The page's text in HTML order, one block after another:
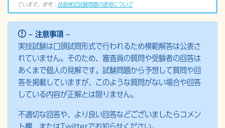
ています。参考： 技能検定試験問題の使用について
– 注意事項 –
実技試験は口頭試問形式で行われるため模範解答は公表さ
れていません。そのため、審査員の質問や受験者の回答は
あくまで個人の見解です。試験問題から予想して質問や回
答を掲載していますが、このような質問がない場合や回答
している内容が正解とは限りません。
不適切な回答や、より良い回答などございましたらコメン